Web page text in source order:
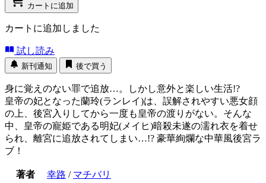
カートに追加
カートに追加しました
試し読み
新刊通知 後で買う
身に覚えのない罪で追放…。しかし意外と楽しい生活!?
皇帝の妃となった蘭玲(ランレイ)は、誤解されやすい悪女顔
の上、後宮入りしてから一度も皇帝の渡りがない。そんな
中、皇帝の寵姫である明妃(メイヒ)暗殺未遂の濡れ衣を着せ
られ、離宮に追放されてしまい…!? 豪華絢爛な中華風後宮ラ
ブ！
著者 幸路 / マチバリ